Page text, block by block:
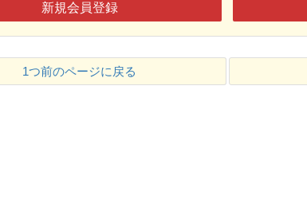
新規会員登録
1つ前のページに戻る